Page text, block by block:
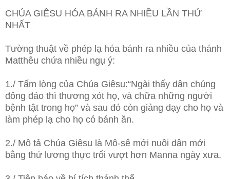
CHÚA GIÊSU HÓA BÁNH RA NHIỀU LẦN THỨ
NHẤT
Tường thuật về phép lạ hóa bánh ra nhiều của thánh
Matthêu chứa nhiều ngụ ý:
1./ Tấm lòng của Chúa Giêsu:“Ngài thấy dân chúng
đông đảo thì thương xót họ, và chữa những người
bệnh tật trong họ” và sau đó còn giảng dạy cho họ và
làm phép lạ cho họ có bánh ăn.
2./ Mô tả Chúa Giêsu là Mô-sê mới nuôi dân mới
bằng thứ lương thực trổi vượt hơn Manna ngày xưa.